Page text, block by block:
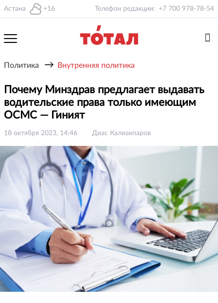
Астана +16 Телефон редакции: +7 700 978-78-54
Политика → Внутренняя политика
Почему Минздрав предлагает выдавать
водительские права только имеющим
ОСМС — Гиният
18 октября 2023, 14:46 Диас Калиакпаров